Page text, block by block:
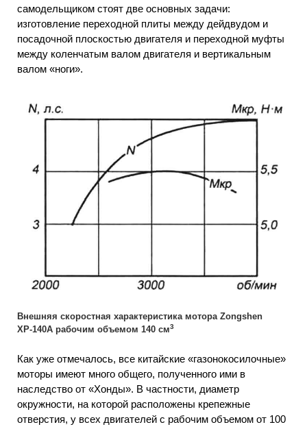
самодельщиком стоят две основных задачи:
изготовление переходной плиты между дейдвудом и
посадочной плоскостью двигателя и переходной муфты
между коленчатым валом двигателя и вертикальным
валом «ноги».
Внешняя скоростная характеристика мотора Zongshen
ХР-140А рабочим объемом 140 см3
Как уже отмечалось, все китайские «газонокосилочные»
моторы имеют много общего, полученного ими в
наследство от «Хонды». В частности, диаметр
окружности, на которой расположены крепежные
отверстия, у всех двигателей с рабочим объемом от 100